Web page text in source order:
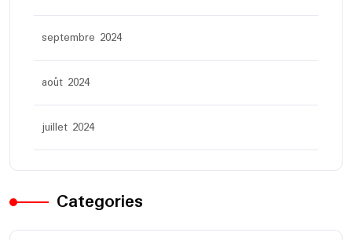
septembre 2024
août 2024
juillet 2024
Categories